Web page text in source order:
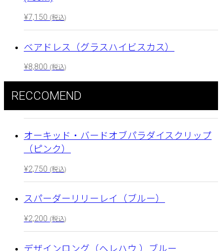
¥7,150 (税込)
ベアドレス（グラスハイビスカス）
¥8,800 (税込)
RECCOMEND
オーキッド・バードオブパラダイスクリップ
（ピンク）
¥2,750 (税込)
スパーダーリリーレイ（ブルー）
¥2,200 (税込)